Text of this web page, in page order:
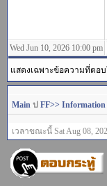
Wed Jun 10, 2026 10:00 pm
แสดงเฉพาะข้อความที่ตอบ
Main ป FF>> Information
เวลาขณะนี้ Sat Aug 08,